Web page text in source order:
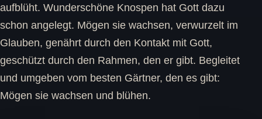
aufblüht. Wunderschöne Knospen hat Gott dazu
schon angelegt. Mögen sie wachsen, verwurzelt im
Glauben, genährt durch den Kontakt mit Gott,
geschützt durch den Rahmen, den er gibt. Begleitet
und umgeben vom besten Gärtner, den es gibt:
Mögen sie wachsen und blühen.